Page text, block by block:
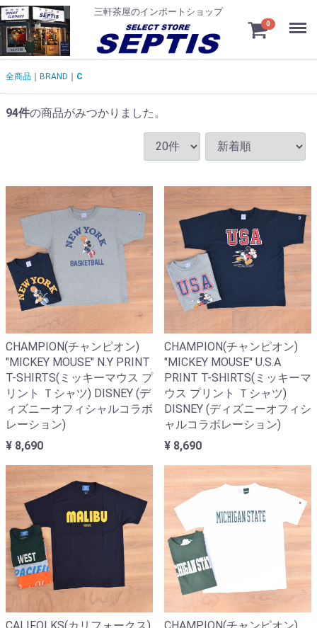
三軒茶屋のインポートショップ
0
全商品 BRAND C
94件の商品がみつかりました。
CHAMPION(チャンピオン)
"MICKEY MOUSE" N.Y PRINT
T-SHIRTS(ミッキーマウス プ
リント Ｔシャツ) DISNEY (デ
ィズニーオフィシャルコラボ
レーション)
¥ 8,690
CHAMPION(チャンピオン)
"MICKEY MOUSE" U.S.A
PRINT T-SHIRTS(ミッキーマ
ウス プリント Ｔシャツ)
DISNEY (ディズニーオフィシ
ャルコラボレーション)
¥ 8,690